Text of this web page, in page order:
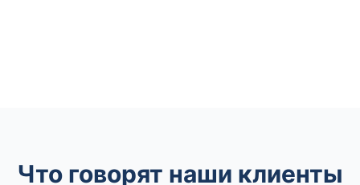
Что говорят наши клиенты